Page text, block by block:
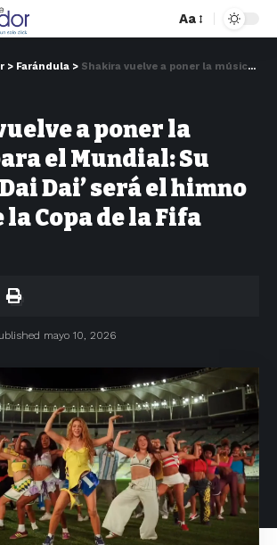
Aa
> Farándula > Shakira vuelve a poner la música para el Mundial: Su canción ‘Dai Dai’ será el himno oficial de la Copa de la Fifa 2026
a poner la
el Mundial: Su
Dai’ será el himno
Copa de la Fifa
mayo 10, 2026